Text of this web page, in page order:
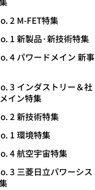
2 M-FET特集
1 新製品·新技術特集
4 パワードメイン 新事
3 インダストリー＆社
イン特集
2 新技術特集
1 環境特集
4 航空宇宙特集
3 三菱日立パワーシス